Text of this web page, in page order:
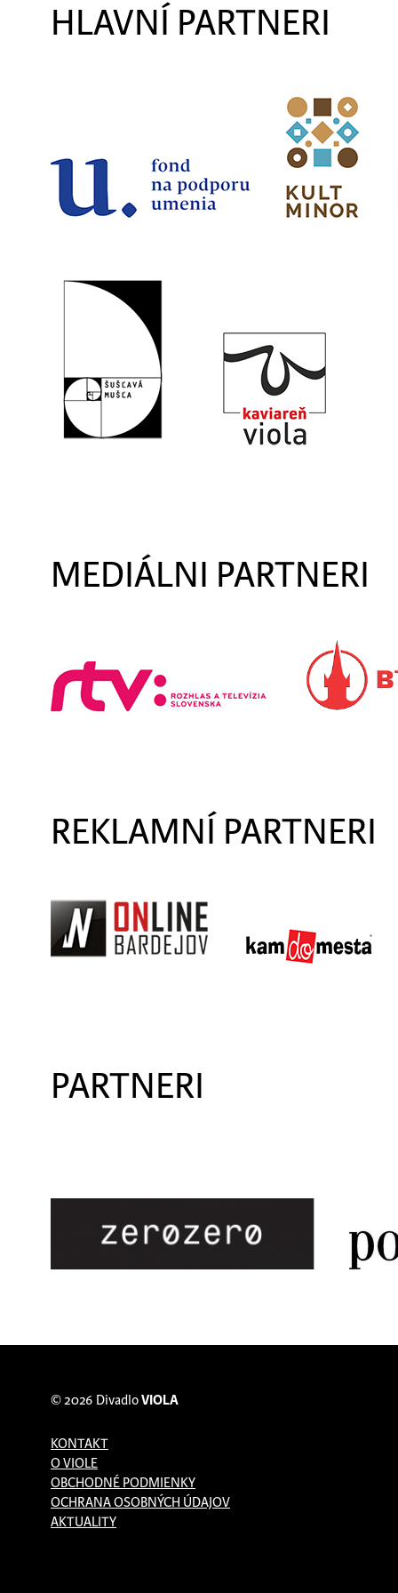
HLAVNÍ PARTNERI
MEDIÁLNI PARTNERI
REKLAMNÍ PARTNERI
PARTNERI
© 2026 DivadloVIOLA
KONTAKT
O VIOLE
OBCHODNÉ PODMIENKY
OCHRANA OSOBNÝCH ÚDAJOV
AKTUALITY